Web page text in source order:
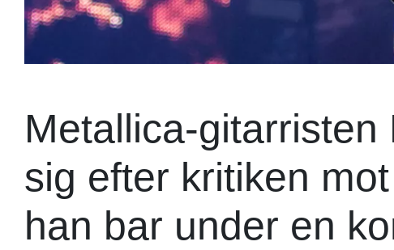
Metallica-
sig efter kritiken
han bar under en